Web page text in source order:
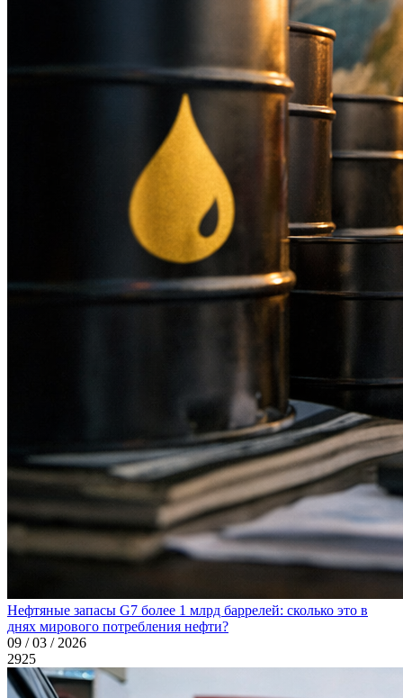
Нефтяные запасы G7 более 1 млрд баррелей: сколько это в
днях мирового потребления нефти?
09 / 03 / 2026
2925